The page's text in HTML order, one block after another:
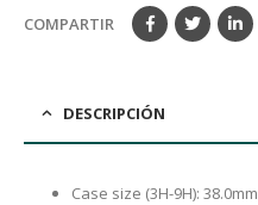
COMPARTIR
DESCRIPCIÓN
Case size (3H-9H): 38.0mm